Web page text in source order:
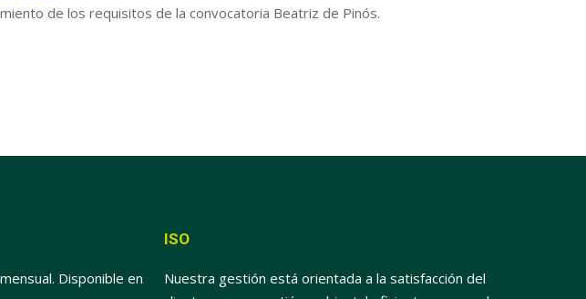
de los requisitos de la convocatoria Beatriz de Pinós.
Disponible en
ISO
Nuestra gestión está orientada a la satisfacción del